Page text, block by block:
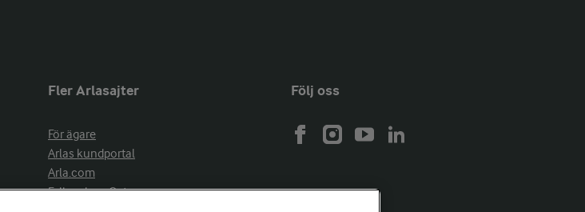
Fler Arlasajter
För ägare
Arlas kundportal
Arla.com
Falbygdens Ost
Följ oss